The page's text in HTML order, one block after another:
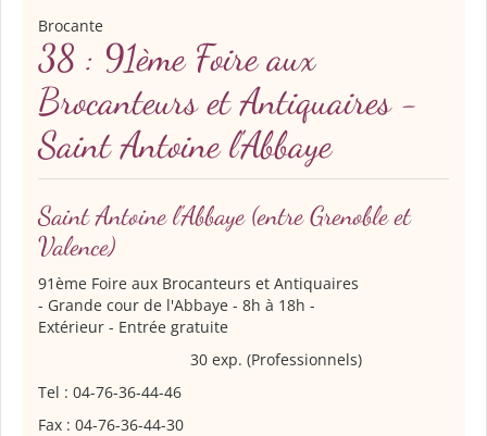
Brocante
38 : 91ème Foire aux
Brocanteurs et Antiquaires -
Saint Antoine l'Abbaye
Saint Antoine l'Abbaye (entre Grenoble et
Valence)
91ème Foire aux Brocanteurs et Antiquaires
- Grande cour de l'Abbaye - 8h à 18h -
Extérieur - Entrée gratuite
30 exp. (Professionnels)
Tel : 04-76-36-44-46
Fax : 04-76-36-44-30